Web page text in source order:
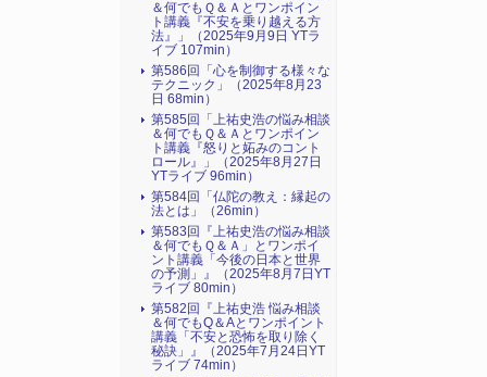
＆何でもＱ＆Ａとワンポイン
ト講義『不安を乗り越える方
法』​」（2025年9月9日 YTラ
イブ 107min）
第586回「心を制御する様々な
テクニック」（2025年8月23
日 68min）
第585回「上祐史浩の悩み相談
＆何でもＱ＆Ａとワンポイン
ト講義『怒りと妬みのコント
ロール』​」（2025年8月27日
YTライブ 96min）
第584回「仏陀の教え：縁起の
法とは」（26min）
第583回『上祐史浩の悩み相談
＆何でもＱ＆Ａ」とワンポイ
ント講義「今後の日本と世界
の予測」』（2025年8月7日YT
ライブ 80min）
第582回『上祐史浩 悩み相談
＆何でもQ＆Aとワンポイント
講義「不安と恐怖を取り除く
秘訣」』（2025年7月24日YT
ライブ 74min）